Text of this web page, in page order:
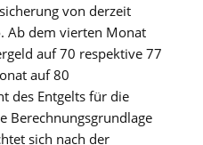
von derzeit
Ab dem vierten Monat
auf 70 respektive 77
auf 80
des Entgelts für die
Berechnungsgrundlage
sich nach der